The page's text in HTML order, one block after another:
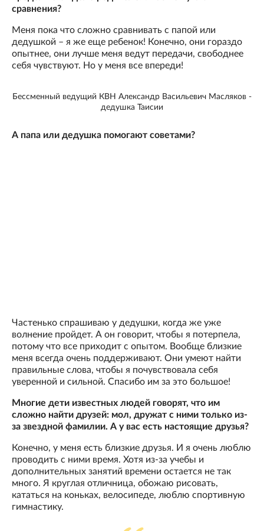
сравнения?
Меня пока что сложно сравнивать с папой или
дедушкой – я же еще ребенок! Конечно, они гораздо
опытнее, они лучше меня ведут передачи, свободнее
себя чувствуют. Но у меня все впереди!
Бессменный ведущий КВН Александр Васильевич Масляков -
дедушка Таисии
А папа или дедушка помогают советами?
Частенько спрашиваю у дедушки, когда же уже
волнение пройдет. А он говорит, чтобы я потерпела,
потому что все приходит с опытом. Вообще близкие
меня всегда очень поддерживают. Они умеют найти
правильные слова, чтобы я почувствовала себя
уверенной и сильной. Спасибо им за это большое!
Многие дети известных людей говорят, что им
сложно найти друзей: мол, дружат с ними только из-
за звездной фамилии. А у вас есть настоящие друзья?
Конечно, у меня есть близкие друзья. И я очень люблю
проводить с ними время. Хотя из-за учебы и
дополнительных занятий времени остается не так
много. Я круглая отличница, обожаю рисовать,
кататься на коньках, велосипеде, люблю спортивную
гимнастику.